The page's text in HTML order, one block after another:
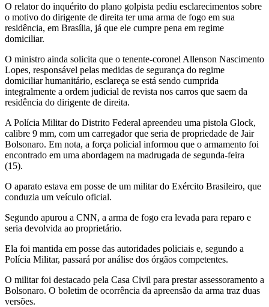
O relator do inquérito do plano golpista pediu esclarecimentos sobre
o motivo do dirigente de direita ter uma arma de fogo em sua
residência, em Brasília, já que ele cumpre pena em regime
domiciliar.
O ministro ainda solicita que o tenente-coronel Allenson Nascimento
Lopes, responsável pelas medidas de segurança do regime
domiciliar humanitário, esclareça se está sendo cumprida
integralmente a ordem judicial de revista nos carros que saem da
residência do dirigente de direita.
A Polícia Militar do Distrito Federal apreendeu uma pistola Glock,
calibre 9 mm, com um carregador que seria de propriedade de Jair
Bolsonaro. Em nota, a força policial informou que o armamento foi
encontrado em uma abordagem na madrugada de segunda-feira
(15).
O aparato estava em posse de um militar do Exército Brasileiro, que
conduzia um veículo oficial.
Segundo apurou a CNN, a arma de fogo era levada para reparo e
seria devolvida ao proprietário.
Ela foi mantida em posse das autoridades policiais e, segundo a
Polícia Militar, passará por análise dos órgãos competentes.
O militar foi destacado pela Casa Civil para prestar assessoramento a
Bolsonaro. O boletim de ocorrência da apreensão da arma traz duas
versões.